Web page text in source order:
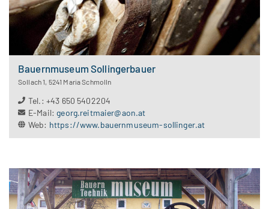
Bauernmuseum Sollingerbauer
Sollach 1, 5241 Maria Schmolln
Tel.: +43 650 5402204
E-Mail:georg.reitmaier@aon.at
Web: https://www.bauernmuseum-sollinger.at